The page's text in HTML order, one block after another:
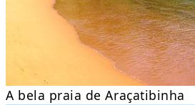
A bela praia de Araçatibinha